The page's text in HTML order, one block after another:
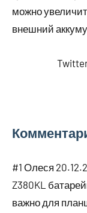
можно
внешний
#1 Олеся
Z380KL
важно для